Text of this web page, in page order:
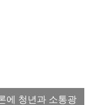
에 청년과 소통광